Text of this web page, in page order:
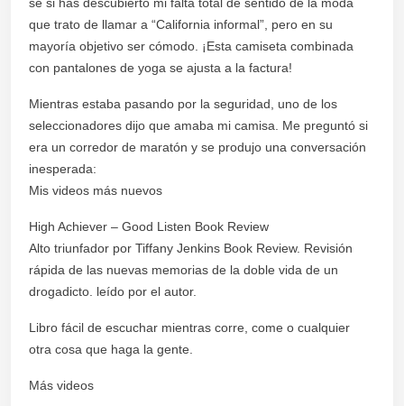
que trato de llamar a “California informal”, pero en su
mayoría objetivo ser cómodo. ¡Esta camiseta combinada
con pantalones de yoga se ajusta a la factura!
Mientras estaba pasando por la seguridad, uno de los
seleccionadores dijo que amaba mi camisa. Me preguntó si
era un corredor de maratón y se produjo una conversación
inesperada:
Mis videos más nuevos
High Achiever – Good Listen Book Review
Alto triunfador por Tiffany Jenkins Book Review. Revisión
rápida de las nuevas memorias de la doble vida de un
drogadicto. leído por el autor.
Libro fácil de escuchar mientras corre, come o cualquier
otra cosa que haga la gente.
Más videos